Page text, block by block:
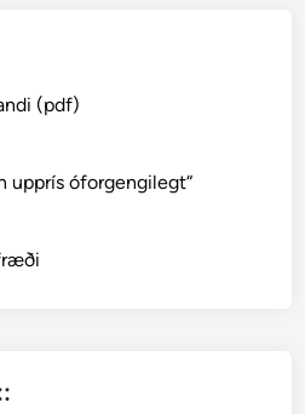
(pdf)
upprís óforgengilegt“